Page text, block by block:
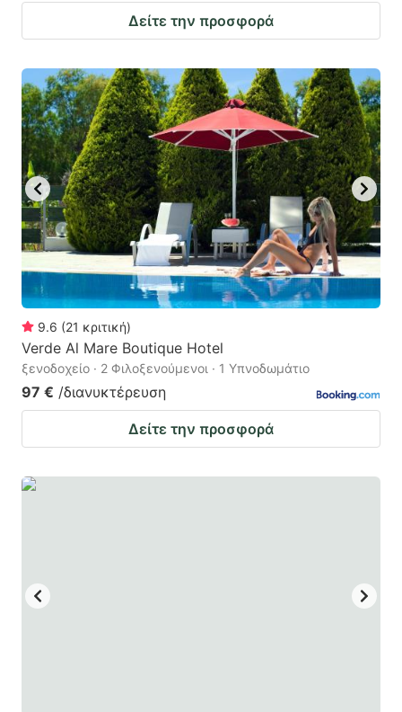
Δείτε την προσφορά
9.6 (21 κριτική)
Verde Al Mare Boutique Hotel
ξενοδοχείο · 2 Φιλοξενούμενοι · 1 Υπνοδωμάτιο
97 € /διανυκτέρευση
Δείτε την προσφορά